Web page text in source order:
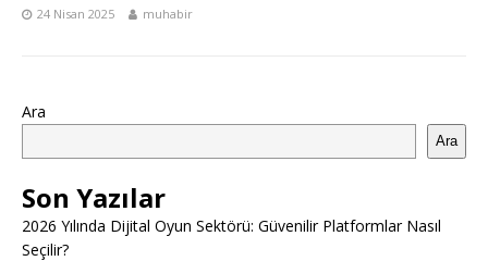
24 Nisan 2025 muhabir
Ara
Ara
Son Yazılar
2026 Yılında Dijital Oyun Sektörü: Güvenilir Platformlar Nasıl
Seçilir?